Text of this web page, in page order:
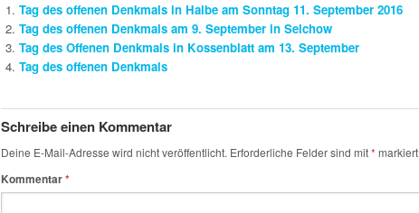
Tag des offenen Denkmals in Halbe am Sonntag 11. September 2016
Tag des offenen Denkmals am 9. September in Selchow
Tag des Offenen Denkmals in Kossenblatt am 13. September
Tag des offenen Denkmals
Schreibe einen Kommentar
Deine E-Mail-Adresse wird nicht veröffentlicht. Erforderliche Felder sind mit* markiert
Kommentar*